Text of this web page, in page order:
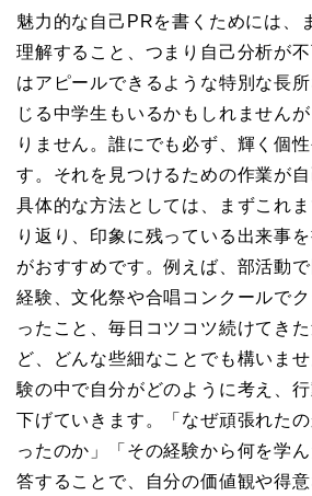
魅力的な自己PRを書くためには、
理解すること、つまり自己分析が
はアピールできるような特別な長
じる中学生もいるかもしれません
りません。誰にでも必ず、輝く個
す。それを見つけるための作業が自
具体的な方法としては、まずこれ
り返り、印象に残っている出来事
がおすすめです。例えば、部活動
経験、文化祭や合唱コンクールで
ったこと、毎日コツコツ続けてき
ど、どんな些細なことでも構いま
験の中で自分がどのように考え、
下げていきます。「なぜ頑張れた
ったのか」「その経験から何を学
答することで、自分の価値観や得意